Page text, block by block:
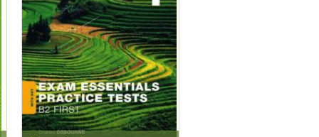
EXAM ESSENTIALS:
CAMBRIDGE B2
FIRST PRACTICE
TEST (2020)